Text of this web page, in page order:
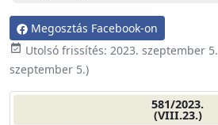
Megosztás Facebook-on
event_available Utolsó frissítés: 2023. szeptember 5.
szeptember 5.)
581/2023.
(VIII.23.)